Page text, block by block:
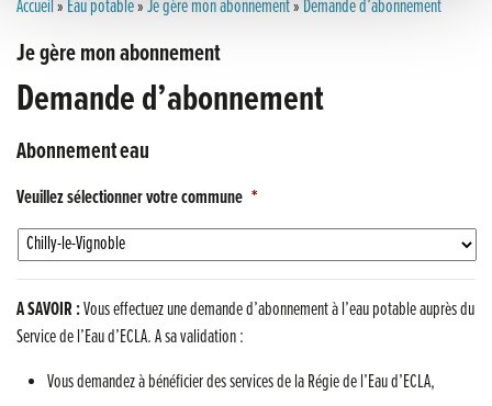
Festival des solutions écologiques 2026
Meilleurs voeux 2026
« France, une histoire d’amour », l’avant-première au Cinéma 4C !
Les Saisons Baroques du Jura 2025
Journée nationale de la Résistance
Dernier coup de pédale pour la Cyclosportive
Accueil» Eau potable»Je gère mon abonnement» Demande d’abonnement
Je gère mon abonnement
Demande d’abonnement
Abonnement eau
Veuillez sélectionner votre commune *
A SAVOIR :Vous effectuez une demande d’abonnement à l’eau potable auprès du
Service de l’Eau d’ECLA. A sa validation :
Vous demandez à bénéficier des services de la Régie de l’Eau d’ECLA,